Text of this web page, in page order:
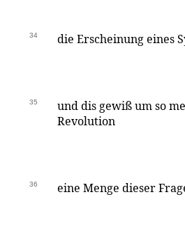
34 die Erscheinung eines
35
und dis gewiß um so
Revolution
36 eine Menge dieser